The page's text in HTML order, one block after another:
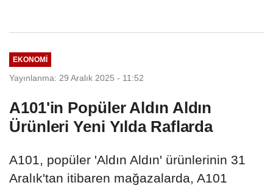
EKONOMI
Yayınlanma: 29 Aralık 2025 - 11:52
A101'in Popüler Aldın Aldın
Ürünleri Yeni Yılda Raflarda
A101, popüler 'Aldın Aldın' ürünlerinin 31
Aralık'tan itibaren mağazalarda, A101